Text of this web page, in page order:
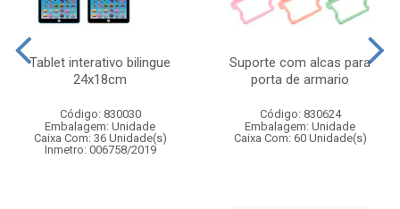
Tablet interativo bilingue
24x18cm
Código: 830030
Embalagem: Unidade
Caixa Com: 36 Unidade(s)
Inmetro: 006758/2019
Suporte com alcas para
porta de armario
Código: 830624
Embalagem: Unidade
Caixa Com: 60 Unidade(s)